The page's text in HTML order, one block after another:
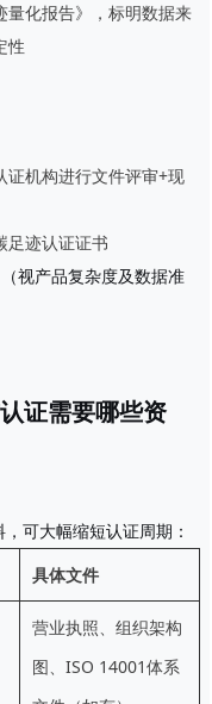
量化报告》，标明数据来
性
证机构进行文件评审+现
足迹认证证书
（视产品复杂度及数据准
证需要哪些资
可大幅缩短认证周期：
具体文件
营业执照、组织架构
图、ISO 14001体系